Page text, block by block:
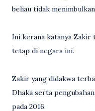
beliau tidak
Ini kerana katanya
tetap di negara ini.
Zakir yang didakwa
Dhaka serta
pada 2016.